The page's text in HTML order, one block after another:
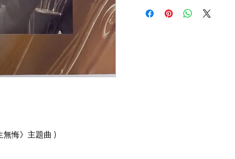
無悔》主題曲 )
有歌詞